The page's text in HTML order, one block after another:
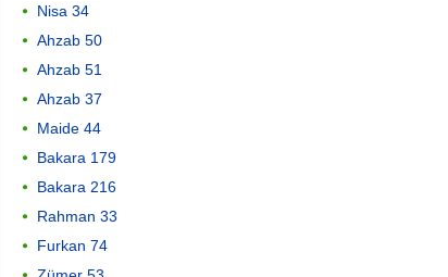
Nisa 34
Ahzab 50
Ahzab 51
Ahzab 37
Maide 44
Bakara 179
Bakara 216
Rahman 33
Furkan 74